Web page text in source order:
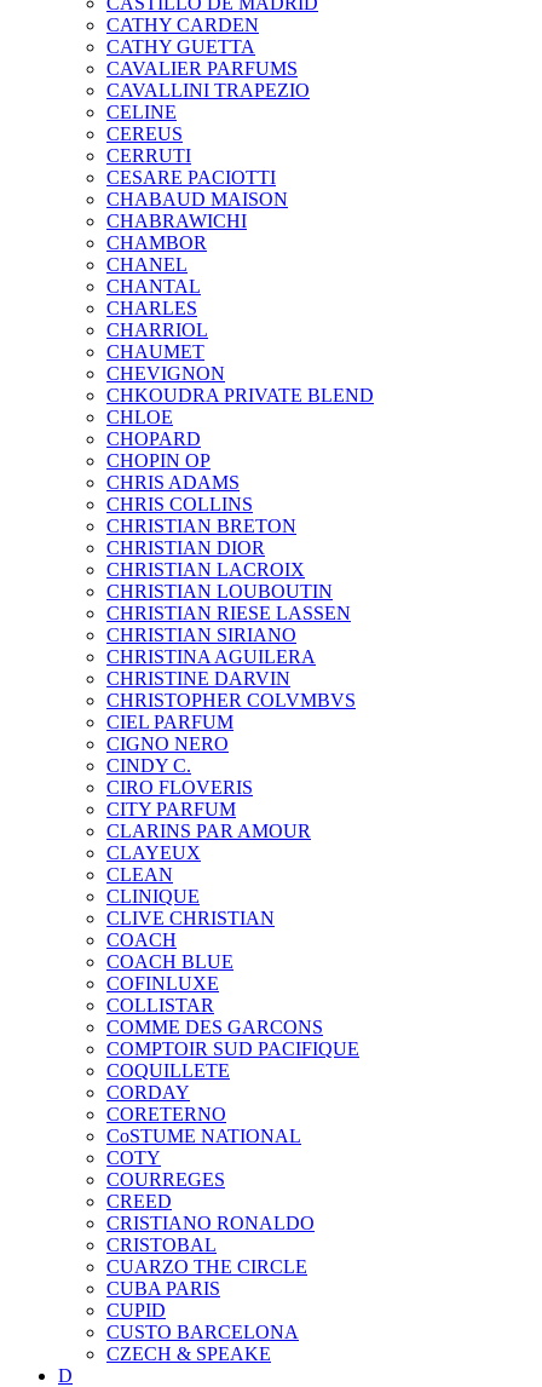
CATHY CARDEN
CATHY GUETTA
CAVALIER PARFUMS
CAVALLINI TRAPEZIO
CELINE
CEREUS
CERRUTI
CESARE PACIOTTI
CHABAUD MAISON
CHABRAWICHI
CHAMBOR
CHANEL
CHANTAL
CHARLES
CHARRIOL
CHAUMET
CHEVIGNON
CHKOUDRA PRIVATE BLEND
CHLOE
CHOPARD
CHOPIN OP
CHRIS ADAMS
CHRIS COLLINS
CHRISTIAN BRETON
CHRISTIAN DIOR
CHRISTIAN LACROIX
CHRISTIAN LOUBOUTIN
CHRISTIAN RIESE LASSEN
CHRISTIAN SIRIANO
CHRISTINA AGUILERA
CHRISTINE DARVIN
CHRISTOPHER COLVMBVS
CIEL PARFUM
CIGNO NERO
CINDY C.
CIRO FLOVERIS
CITY PARFUM
CLARINS PAR AMOUR
CLAYEUX
CLEAN
CLINIQUE
CLIVE CHRISTIAN
COACH
COACH BLUE
COFINLUXE
COLLISTAR
COMME DES GARCONS
COMPTOIR SUD PACIFIQUE
COQUILLETE
CORDAY
CORETERNO
CoSTUME NATIONAL
COTY
COURREGES
CREED
CRISTIANO RONALDO
CRISTOBAL
CUARZO THE CIRCLE
CUBA PARIS
CUPID
CUSTO BARCELONA
CZECH & SPEAKE
D